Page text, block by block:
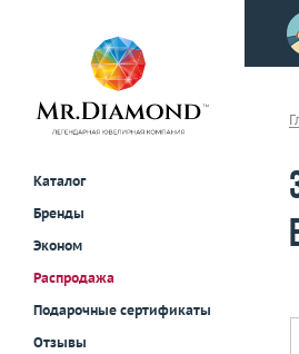
Каталог
Бренды
Эконом
Распродажа
Подарочные сертификаты
Отзывы
примерки!